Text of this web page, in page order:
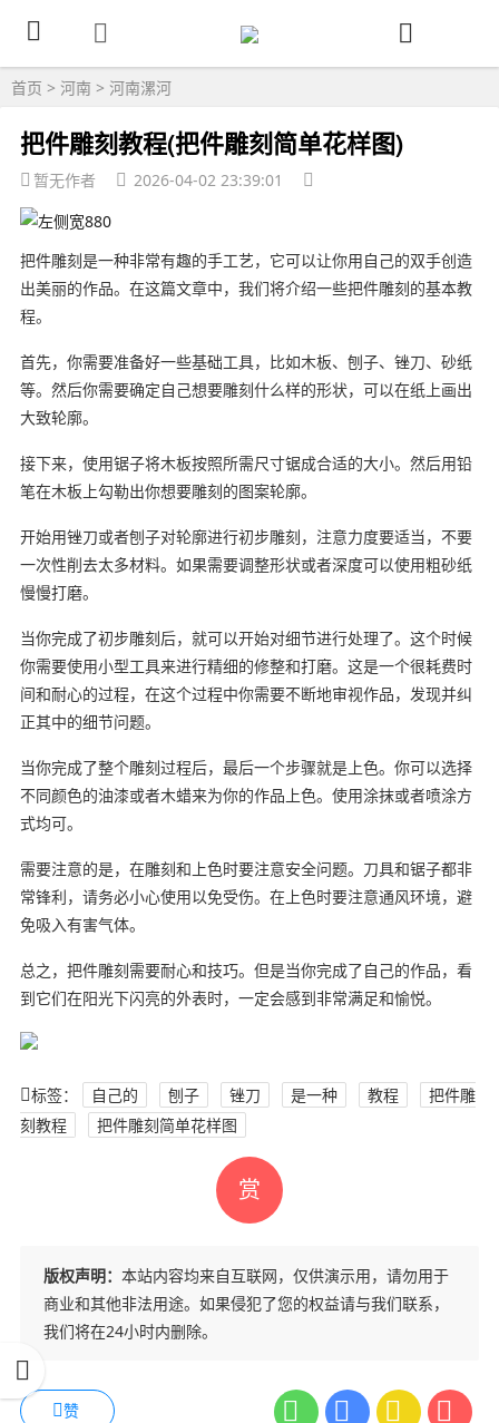
首页 > 河南 > 河南漯河
把件雕刻教程(把件雕刻简单花样图)
暂无作者 2026-04-02 23:39:01
把件雕刻是一种非常有趣的手工艺，它可以让你用自己的双手创造
出美丽的作品。在这篇文章中，我们将介绍一些把件雕刻的基本教
程。
首先，你需要准备好一些基础工具，比如木板、刨子、锉刀、砂纸
等。然后你需要确定自己想要雕刻什么样的形状，可以在纸上画出
大致轮廓。
接下来，使用锯子将木板按照所需尺寸锯成合适的大小。然后用铅
笔在木板上勾勒出你想要雕刻的图案轮廓。
开始用锉刀或者刨子对轮廓进行初步雕刻，注意力度要适当，不要
一次性削去太多材料。如果需要调整形状或者深度可以使用粗砂纸
慢慢打磨。
当你完成了初步雕刻后，就可以开始对细节进行处理了。这个时候
你需要使用小型工具来进行精细的修整和打磨。这是一个很耗费时
间和耐心的过程，在这个过程中你需要不断地审视作品，发现并纠
正其中的细节问题。
当你完成了整个雕刻过程后，最后一个步骤就是上色。你可以选择
不同颜色的油漆或者木蜡来为你的作品上色。使用涂抹或者喷涂方
式均可。
需要注意的是，在雕刻和上色时要注意安全问题。刀具和锯子都非
常锋利，请务必小心使用以免受伤。在上色时要注意通风环境，避
免吸入有害气体。
总之，把件雕刻需要耐心和技巧。但是当你完成了自己的作品，看
到它们在阳光下闪亮的外表时，一定会感到非常满足和愉悦。
标签： 自己的 刨子 锉刀 是一种 教程
把件雕
刻教程
把件雕刻简单花样图
赏
版权声明： 本站内容均来自互联网，仅供演示用，请勿用于
商业和其他非法用途。如果侵犯了您的权益请与我们联系，
我们将在24小时内删除。
赞